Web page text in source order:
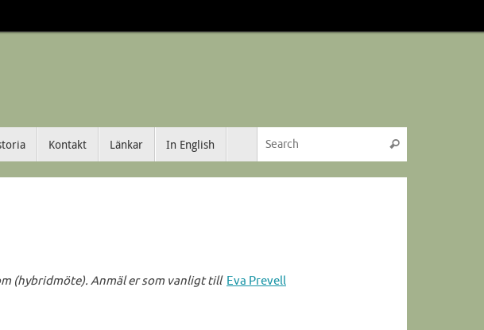
Kontakt Länkar In English Search
(hybridmöte). Anmäl er som vanligt till Eva Prevell